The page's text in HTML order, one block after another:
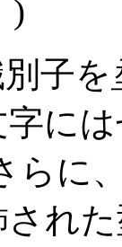
)
子を
に
らに
れ